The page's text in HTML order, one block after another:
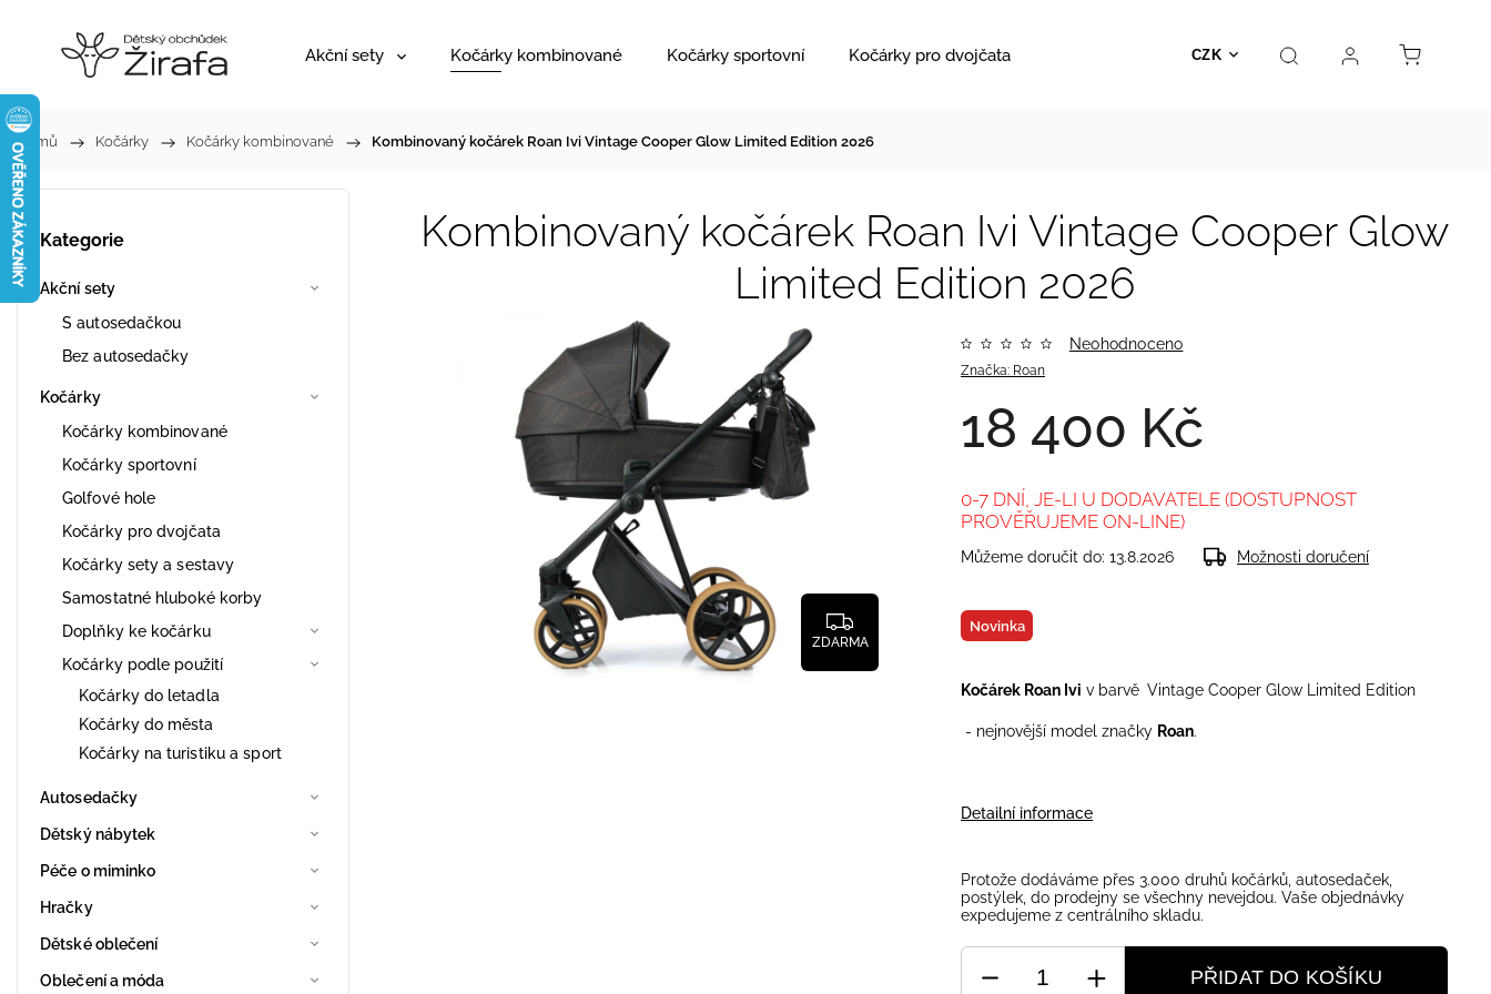
CZK
Akční sety Kočárky kombinované Kočárky sportovní Kočárky pro dvojčata Hračky Prodejna Kontakt
Domů / Kočárky / Kočárky kombinované / Kombinovaný kočárek Roan Ivi Vintage Cooper Glow Limited Edition 2026
Kategorie
Akční sety
S autosedačkou
Bez autosedačky
Kočárky
Kočárky kombinované
Kočárky sportovní
Golfové hole
Kočárky pro dvojčata
Kočárky sety a sestavy
Samostatné hluboké korby
Doplňky ke kočárku
Kočárky podle použití
Kočárky do letadla
Kočárky do města
Kočárky na turistiku a sport
Autosedačky
Dětský nábytek
Péče o miminko
Hračky
Dětské oblečení
Oblečení a móda
Kombinovaný kočárek Roan Ivi Vintage Cooper Glow
Limited Edition 2026
ZDARMA
Značka: Roan
Neohodnoceno
18 400 Kč
Novinka
Kočárek Roan Ivi v barvě Vintage Cooper Glow Limited Edition
- nejnovější model značky Roan.
Detailní informace
0-7 DNÍ, JE-LI U DODAVATELE (DOSTUPNOST
PROVĚŘUJEME ON-LINE)
Můžeme doručit do: 13.8.2026 Možnosti doručení
Protože dodáváme přes 3.000 druhů kočárků, autosedaček,
postýlek, do prodejny se všechny nevejdou. Vaše objednávky
expedujeme z centrálního skladu.
PŘIDAT DO KOŠÍKU